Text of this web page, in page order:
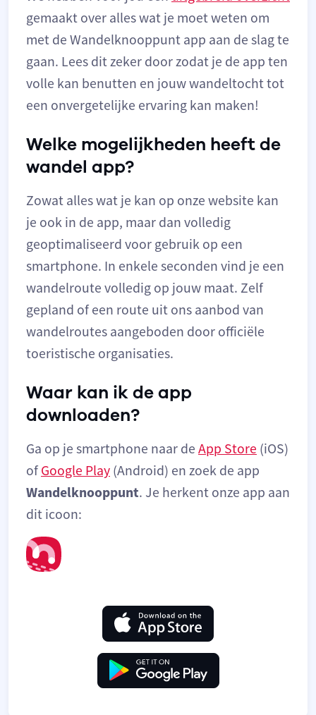
gemaakt over alles wat je moet weten om
met de Wandelknooppunt app aan de slag te
gaan. Lees dit zeker door zodat je de app ten
volle kan benutten en jouw wandeltocht tot
een onvergetelijke ervaring kan maken!
Welke mogelijkheden heeft de
wandel app?
Zowat alles wat je kan op onze website kan
je ook in de app, maar dan volledig
geoptimaliseerd voor gebruik op een
smartphone. In enkele seconden vind je een
wandelroute volledig op jouw maat. Zelf
gepland of een route uit ons aanbod van
wandelroutes aangeboden door officiële
toeristische organisaties.
Waar kan ik de app
downloaden?
Ga op je smartphone naar de App Store (iOS)
of Google Play (Android) en zoek de app
Wandelknooppunt. Je herkent onze app aan
dit icoon: